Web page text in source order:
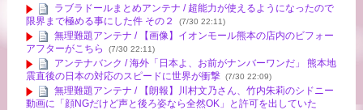
ラブラドールまとめアンテナ / 超能力が使えるようになったので
限界まで極める事にした件 その２
(7/30 22:11)
無理難題アンテナ / 【画像】イオンモール熊本の店内のビフォー
アフターがこちら
(7/30 22:11)
アンテナバンク / 海外「日本よ、お前がナンバーワンだ」 熊本地
震直後の日本の対応のスピードに世界が衝撃 (7/30 22:09)
無理難題アンテナ / 【朗報】川村文乃さん、竹内朱莉のシドニー
動画に「顔NGだけど声と後ろ姿なら全然OK」と許可を出していた